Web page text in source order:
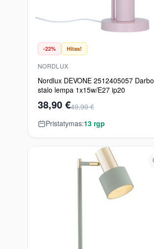
-22% Hitas!
NORDLUX
Nordlux DEVONE 2512405057 Darbo
stalo lempa 1x15w/E27 ip20
38,90 €49,90 €
Pristatymas:13 rgp